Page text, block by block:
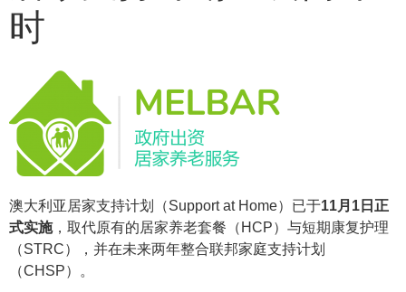
时
澳大利亚居家支持计划（Support at Home）已于11月1日正
式实施，取代原有的居家养老套餐（HCP）与短期康复护理
（STRC），并在未来两年整合联邦家庭支持计划
（CHSP）。